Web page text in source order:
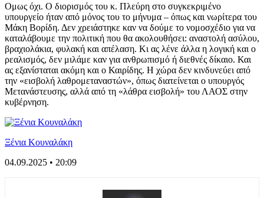
Ομως όχι. Ο διορισμός του κ. Πλεύρη στο συγκεκριμένο
υπουργείο ήταν από μόνος του το μήνυμα – όπως και νωρίτερα του
Μάκη Βορίδη. Δεν χρειάστηκε καν να δούμε το νομοσχέδιο για να
καταλάβουμε την πολιτική που θα ακολουθήσει: αναστολή ασύλου,
βραχιολάκια, φυλακή και απέλαση. Κι ας λένε άλλα η λογική και ο
ρεαλισμός, δεν μιλάμε καν για ανθρωπισμό ή διεθνές δίκαιο. Και
ας εξανίσταται ακόμη και ο Καιρίδης. Η χώρα δεν κινδυνεύει από
την «εισβολή λαθρομεταναστών», όπως διατείνεται ο υπουργός
Μετανάστευσης, αλλά από τη «λάθρα εισβολή» του ΛΑΟΣ στην
κυβέρνηση.
Ξένια Κουναλάκη
04.09.2025 • 20:09